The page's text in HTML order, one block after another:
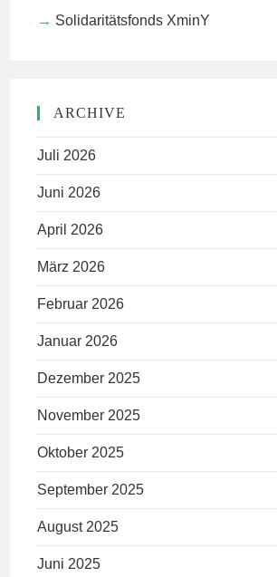
Solidaritätsfonds XminY
ARCHIVE
Juli 2026
Juni 2026
April 2026
März 2026
Februar 2026
Januar 2026
Dezember 2025
November 2025
Oktober 2025
September 2025
August 2025
Juni 2025